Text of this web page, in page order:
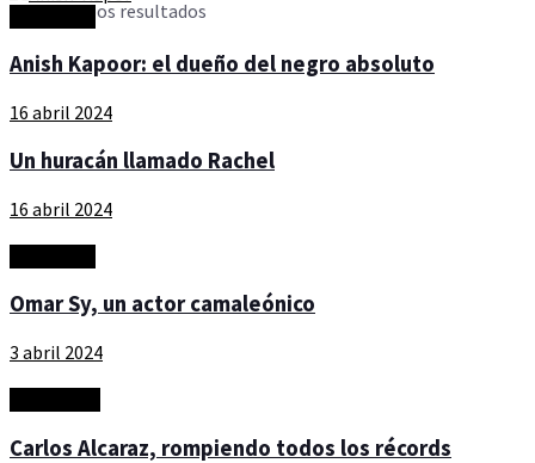
Ver todos los resultados
Anish Kapoor: el dueño del negro absoluto
16 abril 2024
Un huracán llamado Rachel
16 abril 2024
Omar Sy, un actor camaleónico
3 abril 2024
Carlos Alcaraz, rompiendo todos los récords